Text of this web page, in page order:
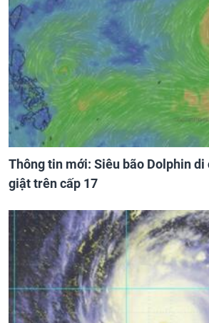
Thông tin mới: Siêu bão Dolphin di
giật trên cấp 17